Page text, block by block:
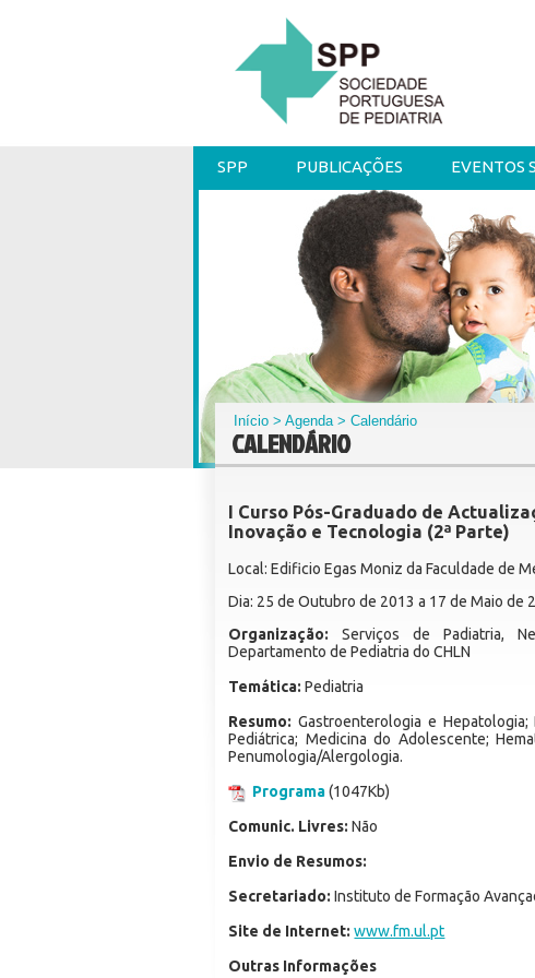
SPP PUBLICAÇÕES EVENTOS
Início >Agenda> Calendário
CALENDÁRIO
I Curso Pós-Graduado de
Inovação e Tecnologia (2ª Parte)
Local: Edificio Egas Moniz da Faculdade de
Dia: 25 de Outubro de 2013 a 17 de Maio de
Organização: Serviços de Padiatria,
Departamento de Pediatria do CHLN
Temática: Pediatria
Resumo: Gastroenterologia e
Pediátrica; Medicina do Adolescente;
Penumologia/Alergologia.
Programa (1047Kb)
Comunic. Livres: Não
Envio de Resumos:
Secretariado: Instituto de Formação
Site de Internet: www.fm.ul.pt
Outras Informações